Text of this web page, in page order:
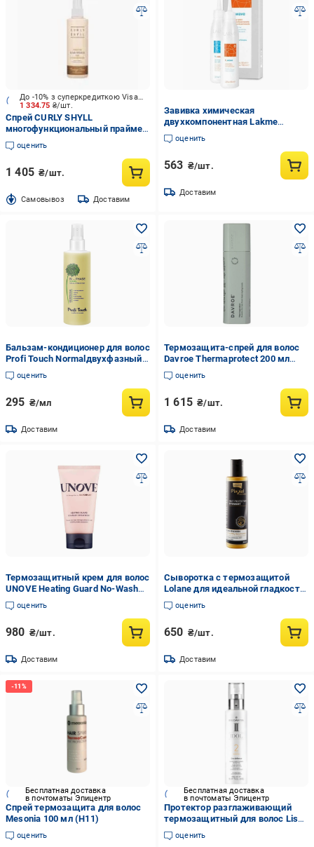
1 334.75 ₴/шт.
До -10% з суперкредиткою Visa Вигода
Спрей CURLY SHYLL
многофункциональный праймер
для волос Nutrition Hair Primer
200 мл
оценить
1 405 ₴/шт.
Cамовывоз Доставим
Завивка химическая
двухкомпонентная Lakme
K.wave Waving System Resistant
Hair 2 для чувствительных
оценить
563 ₴/шт.
Доставим
Бальзам-кондиционер для волос
Profi Touch Normalдвухфазный
250 мл (651561)
оценить
295 ₴/мл
Доставим
Термозащита-спрей для волос
Davroe Thermaprotect 200 мл
(2028210111)
оценить
1 615 ₴/шт.
Доставим
Термозащитный крем для волос
UNOVE Heating Guard No-Wash
Treatment 147 мл (10697040)
оценить
980 ₴/шт.
Доставим
Сыворотка с термозащитой
Lolane для идеальной гладкости
волос 200 мл (8850460984912)
оценить
650 ₴/шт.
Доставим
Бесплатная доставка
в почтоматы Эпицентр
Спрей термозащита для волос
Mesonia 100 мл (H11)
оценить
Бесплатная доставка
в почтоматы Эпицентр
Протектор разглаживающий
термозащитный для волос Liss
Defence Medavita Idol Smooth
thermoprotector (03158)
оценить